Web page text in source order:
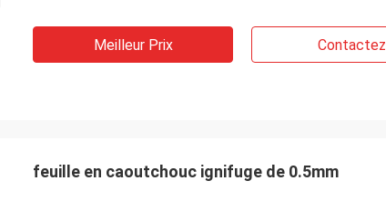
Meilleur Prix Contactez
feuille en caoutchouc ignifuge de 0.5mm